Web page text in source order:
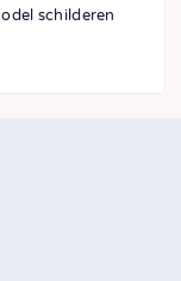
schilderen